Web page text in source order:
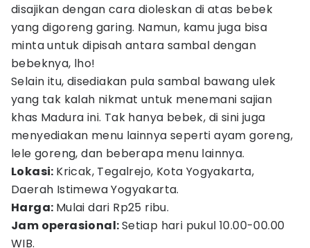
disajikan dengan cara dioleskan di atas bebek
yang digoreng garing. Namun, kamu juga bisa
minta untuk dipisah antara sambal dengan
bebeknya, lho!
Selain itu, disediakan pula sambal bawang ulek
yang tak kalah nikmat untuk menemani sajian
khas Madura ini. Tak hanya bebek, di sini juga
menyediakan menu lainnya seperti ayam goreng,
lele goreng, dan beberapa menu lainnya.
Lokasi: Kricak, Tegalrejo, Kota Yogyakarta,
Daerah Istimewa Yogyakarta.
Harga: Mulai dari Rp25 ribu.
Jam operasional:Setiap hari pukul 10.00-00.00
WIB.